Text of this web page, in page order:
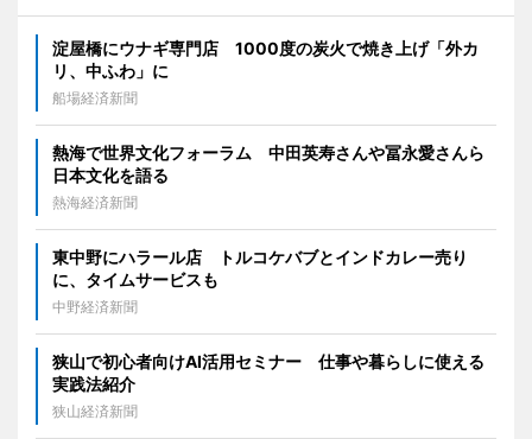
淀屋橋にウナギ専門店 1000度の炭火で焼き上げ「外カ
リ、中ふわ」に
船場経済新聞
熱海で世界文化フォーラム 中田英寿さんや冨永愛さんら
日本文化を語る
熱海経済新聞
東中野にハラール店 トルコケバブとインドカレー売り
に、タイムサービスも
中野経済新聞
狭山で初心者向けAI活用セミナー 仕事や暮らしに使える
実践法紹介
狭山経済新聞